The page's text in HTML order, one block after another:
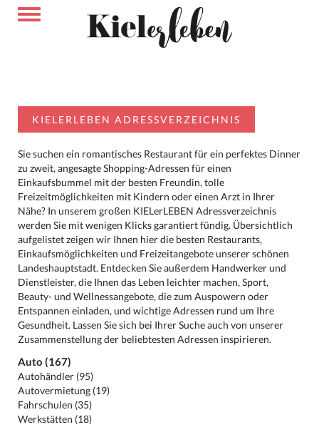
KIELERLEBEN ADRESSVERZEICHNIS
Sie suchen ein romantisches Restaurant für ein perfektes Dinner
zu zweit, angesagte Shopping-Adressen für einen
Einkaufsbummel mit der besten Freundin, tolle
Freizeitmöglichkeiten mit Kindern oder einen Arzt in Ihrer
Nähe? In unserem großen KIELerLEBEN Adressverzeichnis
werden Sie mit wenigen Klicks garantiert fündig. Übersichtlich
aufgelistet zeigen wir Ihnen hier die besten Restaurants,
Einkaufsmöglichkeiten und Freizeitangebote unserer schönen
Landeshauptstadt. Entdecken Sie außerdem Handwerker und
Dienstleister, die Ihnen das Leben leichter machen, Sport,
Beauty- und Wellnessangebote, die zum Auspowern oder
Entspannen einladen, und wichtige Adressen rund um Ihre
Gesundheit. Lassen Sie sich bei Ihrer Suche auch von unserer
Zusammenstellung der beliebtesten Adressen inspirieren.
Auto (167)
Autohändler (95)
Autovermietung (19)
Fahrschulen (35)
Werkstätten (18)